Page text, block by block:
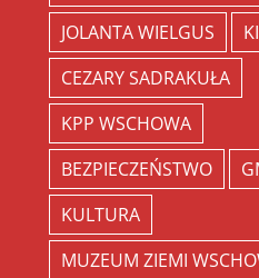
JOLANTA WIELGUS
CEZARY SADRAKUŁA
KPP WSCHOWA
BEZPIECZEŃSTWO
KULTURA
MUZEUM ZIEMI